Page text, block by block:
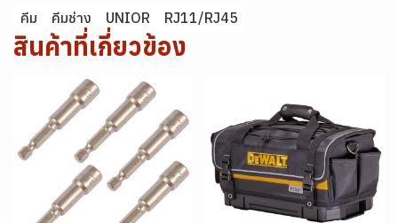
คีม คีมช่าง UNIOR RJ11/RJ45
สินค้าที่เกี่ยวข้อง